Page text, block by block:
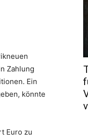
Zahlung
Ein
könnte
Euro zu